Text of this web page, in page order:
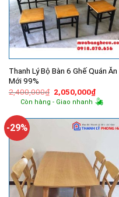
Thanh Lý Bộ Bàn 6 Ghế Quán Ăn
Mới 99%
2,400,000₫ Giá
gốc
là:
2,050,000₫Giá
hiện
tại
Còn hàng - Giao nhanh
-29%